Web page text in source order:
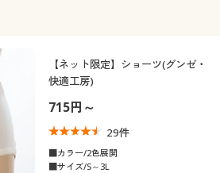
【ネット限定】ショーツ(グンゼ・
快適工房)
715円～
29件
■カラー/2色展開
■サイズ/S～3L